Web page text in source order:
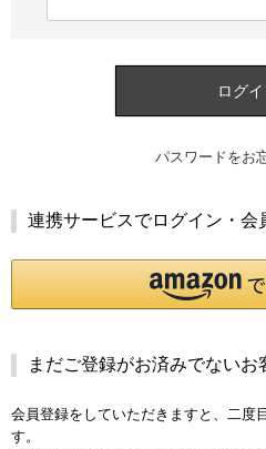
ログ
パスワードをお
連携サービスでログイン・会
まだご登録がお済みでないお
会員登録をしていただきますと、二度
す。